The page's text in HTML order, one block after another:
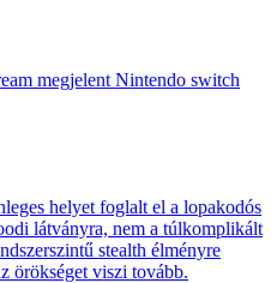
megjelent Nintendo switch
helyet foglalt el a lopakodós
látványra, nem a túlkomplikált
stealth élményre
örökséget viszi tovább.